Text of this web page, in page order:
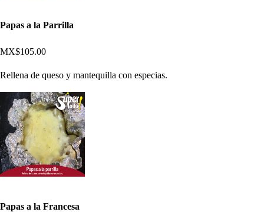
Papas a la Parrilla
MX$105.00
Rellena de queso y mantequilla con especias.
Papas a la Francesa